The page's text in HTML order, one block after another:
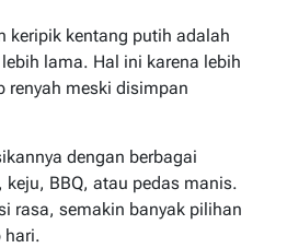
keripik kentang putih adalah
lama. Hal ini karena lebih
renyah meski disimpan
dengan berbagai
BBQ, atau pedas manis.
rasa, semakin banyak pilihan
hari.